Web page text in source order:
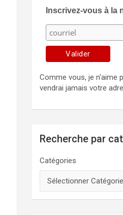
Inscrivez-vous à la
Comme vous, je n'aime
vendrai jamais votre
Recherche par
Catégories